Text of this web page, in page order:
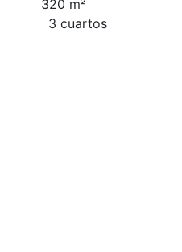
320 m²
3 сuartos